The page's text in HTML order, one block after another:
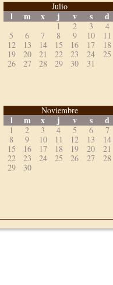
Julio
l m x j v s d
1 2 3
4
5
6 7 8 9 10
11
12
13 14 15 16 17
18
19
20 21 22 23 24
25
26
27 28 29 30 31
Noviembre
l m x j v s d
1 2 3 4 5 6
7
8
9 10 11 12 13
14
15
16 17 18 19 20
21
22
23 24 25 26 27
28
29
30